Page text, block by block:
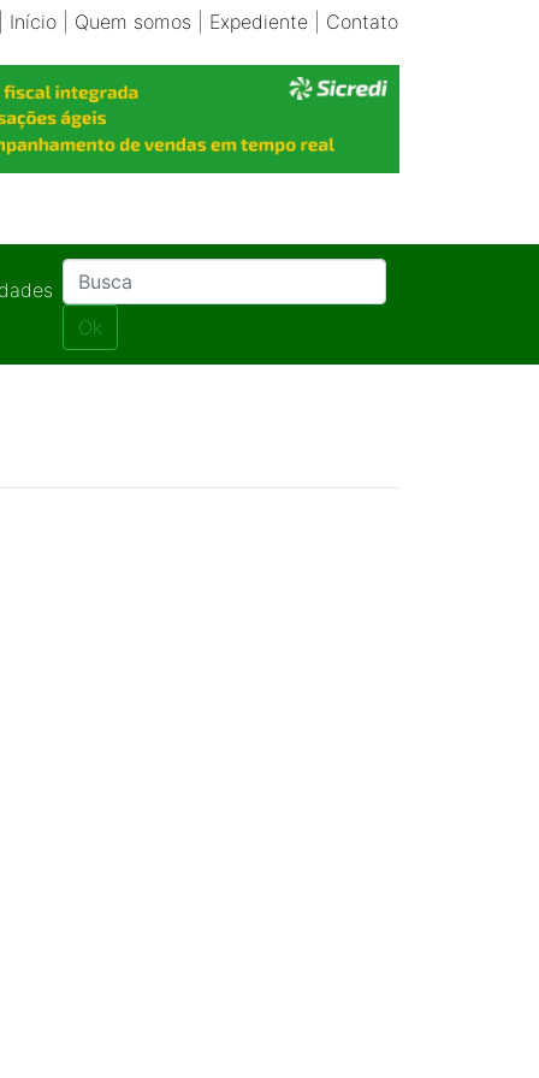
Início| Quem somos Expediente| Contato
Ok